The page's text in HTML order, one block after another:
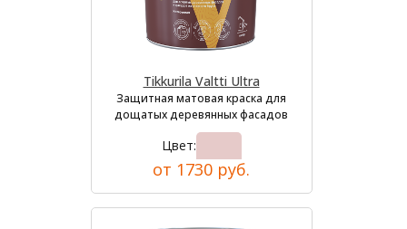
Tikkurila Valtti Ultra
Защитная матовая краска для
дощатых деревянных фасадов
Цвет:
от 1730 руб.